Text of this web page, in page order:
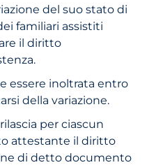
del suo stato di
familiari assistiti
il diritto
essere inoltrata entro
della variazione.
per ciascun
attestante il diritto
di detto documento